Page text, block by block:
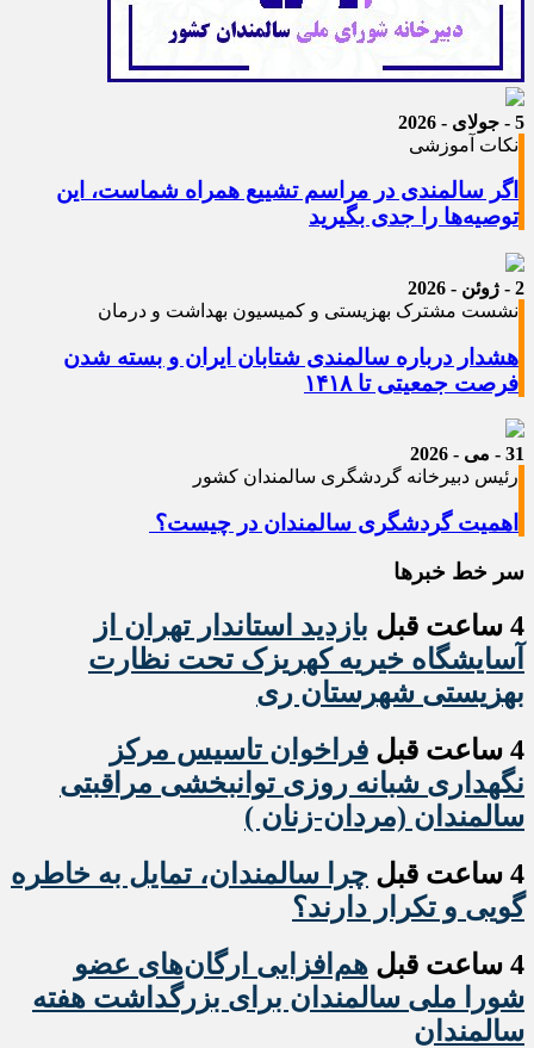
5 - جولای - 2026
نکات آموزشی
اگر سالمندی در مراسم تشییع همراه شماست، این
توصیه‌ها را جدی بگیرید
2 - ژوئن - 2026
نشست مشترک بهزیستی و کمیسیون بهداشت و درمان
هشدار درباره سالمندی شتابان ایران و بسته شدن
فرصت جمعیتی تا ۱۴۱۸
31 - می - 2026
رئیس دبیرخانه گردشگری سالمندان کشور
اهمیت گردشگری سالمندان در چیست؟
سر خط خبرها
4 ساعت قبل
بازدید استاندار تهران از
آسایشگاه خیریه کهریزک تحت نظارت
بهزیستی شهرستان ری
4 ساعت قبل
فراخوان تاسیس مرکز
نگهداری شبانه روزی توانبخشی مراقبتی
سالمندان (مردان-زنان )
4 ساعت قبل
چرا سالمندان، تمایل به خاطره
گویی و تکرار دارند؟
4 ساعت قبل
هم‌افزایی ارگان‌های عضو
شورا ملی سالمندان برای بزرگداشت هفته
سالمندان